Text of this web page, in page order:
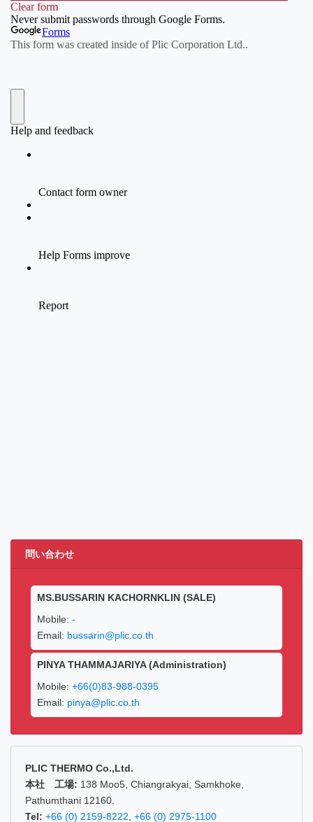
問い合わせ
MS.BUSSARIN KACHORNKLIN (SALE)
Mobile: -
Email: bussarin@plic.co.th
PINYA THAMMAJARIYA (Administration)
Mobile: +66(0)83-988-0395
Email: pinya@plic.co.th
PLIC THERMO Co.,Ltd.
本社 工場: 138 Moo5, Chiangrakyai, Samkhoke,
Pathumthani 12160.
Tel: +66 (0) 2159-8222 +66 (0) 2975-1100